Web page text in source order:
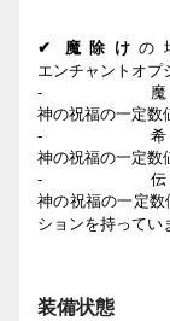
✔ 魔除けの
エンチャントオプ
-
神の祝福の一定数
-
神の祝福の一定数
-
神の祝福の一定数
ションを持ってい
装備状態